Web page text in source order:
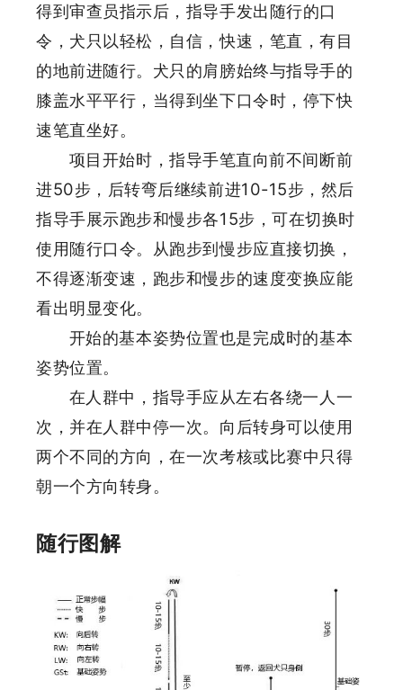
得到审查员指示后，指导手发出随行的口
令，犬只以轻松，自信，快速，笔直，有目
的地前进随行。犬只的肩膀始终与指导手的
膝盖水平平行，当得到坐下口令时，停下快
速笔直坐好。
项目开始时，指导手笔直向前不间断前
进50步，后转弯后继续前进10-15步，然后
指导手展示跑步和慢步各15步，可在切换时
使用随行口令。从跑步到慢步应直接切换，
不得逐渐变速，跑步和慢步的速度变换应能
看出明显变化。
开始的基本姿势位置也是完成时的基本
姿势位置。
在人群中，指导手应从左右各绕一人一
次，并在人群中停一次。向后转身可以使用
两个不同的方向，在一次考核或比赛中只得
朝一个方向转身。
随行图解